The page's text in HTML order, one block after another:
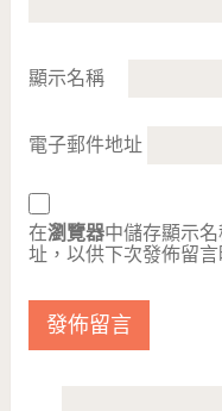
顯示名稱
電子郵件地址
在瀏覽器中儲存顯示
址，以供下次發佈留言